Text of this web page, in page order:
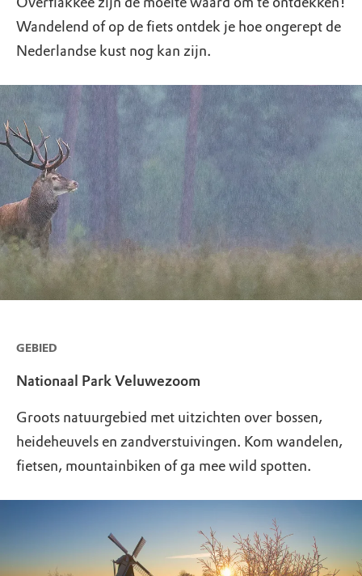
Wandelend of op de fiets ontdek je hoe ongerept de
Nederlandse kust nog kan zijn.
GEBIED
Nationaal Park Veluwezoom
Groots natuurgebied met uitzichten over bossen,
heideheuvels en zandverstuivingen. Kom wandelen,
fietsen, mountainbiken of ga mee wild spotten.